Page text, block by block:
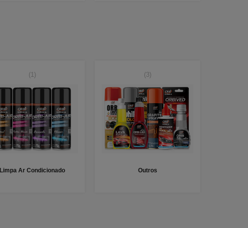
(1)
Limpa Ar Condicionado
(3)
Outros